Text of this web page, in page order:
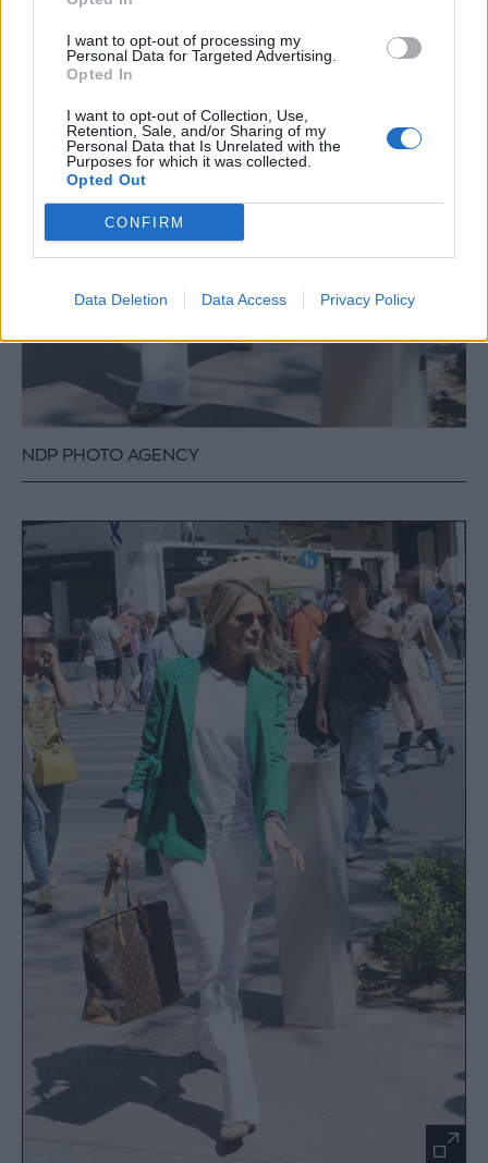
I want to opt-out of processing my
Personal Data for Targeted Advertising.
Opted In
I want to opt-out of Collection, Use,
Retention, Sale, and/or Sharing of my
Personal Data that Is Unrelated with the
Purposes for which it was collected.
Opted Out
CONFIRM
Data Deletion Data Access Privacy Policy
NDP PHOTO AGENCY